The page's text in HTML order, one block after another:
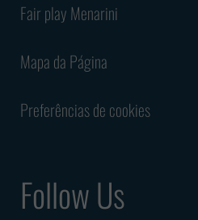
Fair play Menarini
Mapa da Página
Preferências de cookies
Follow Us